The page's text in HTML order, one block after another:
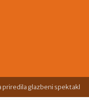
priredila glazbeni spektakl